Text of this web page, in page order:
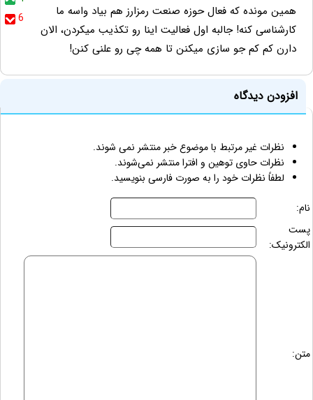
6
همین مونده که فعال حوزه صنعت رمزارز هم بیاد واسه ما
کارشناسی کنه! جالبه اول فعالیت اینا رو تکذیب میکردن، الان
دارن کم کم جو سازی میکنن تا همه چی رو علنی کنن!
افزودن دیدگاه
نظرات غیر مرتبط با موضوع خبر منتشر نمی شوند.
نظرات حاوی توهین و افترا منتشر نمی‌شوند.
لطفاً نظرات خود را به صورت فارسی بنویسید.
نام:
پست
الکترونیک:
متن: